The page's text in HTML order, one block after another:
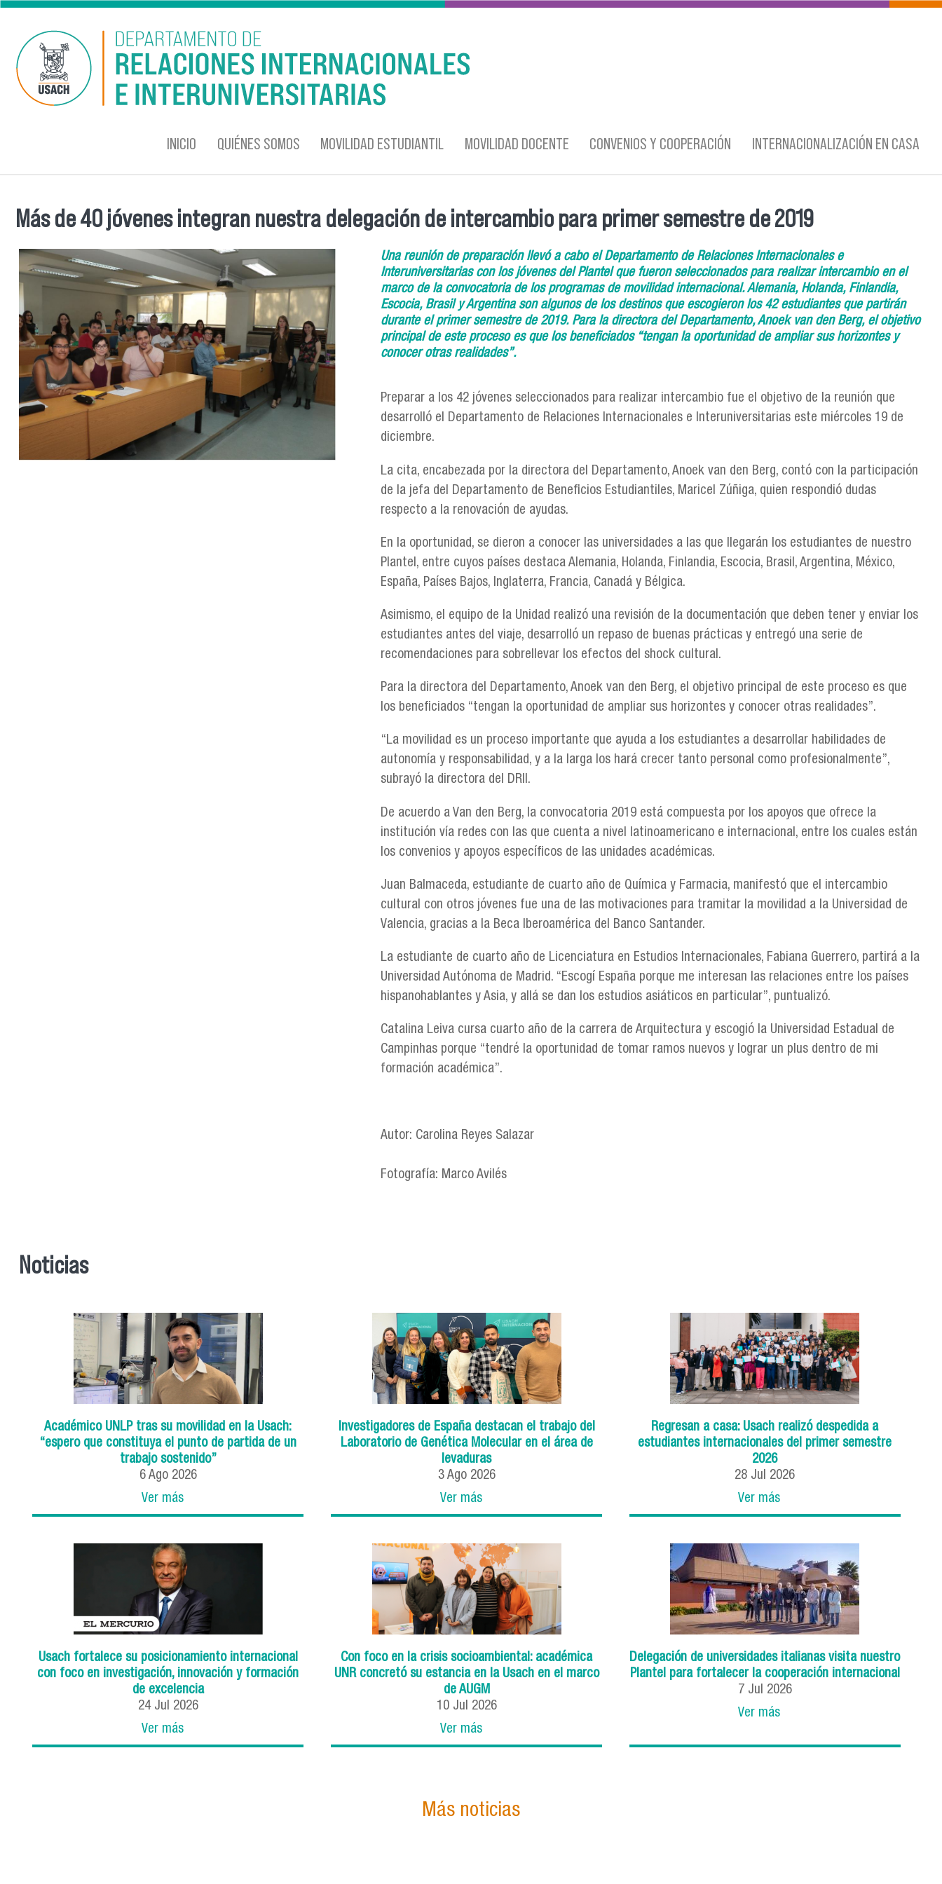
Pasar al contenido principal
INICIO QUIÉNES SOMOS MOVILIDAD ESTUDIANTIL MOVILIDAD DOCENTE CONVENIOS Y COOPERACIÓN INTERNACIONALIZACIÓN EN CASA
Se encuentra usted aquí
Más de 40 jóvenes integran nuestra delegación de intercambio para primer semestre de 2019
Una reunión de preparación llevó a cabo el Departamento de Relaciones Internacionales e
Interuniversitarias con los jóvenes del Plantel que fueron seleccionados para realizar intercambio en el
marco de la convocatoria de los programas de movilidad internacional. Alemania, Holanda, Finlandia,
Escocia, Brasil y Argentina son algunos de los destinos que escogieron los 42 estudiantes que partirán
durante el primer semestre de 2019. Para la directora del Departamento, Anoek van den Berg, el objetivo
principal de este proceso es que los beneficiados “tengan la oportunidad de ampliar sus horizontes y
conocer otras realidades”.
Preparar a los 42 jóvenes seleccionados para realizar intercambio fue el objetivo de la reunión que
desarrolló el Departamento de Relaciones Internacionales e Interuniversitarias este miércoles 19 de
diciembre.
La cita, encabezada por la directora del Departamento, Anoek van den Berg, contó con la participación
de la jefa del Departamento de Beneficios Estudiantiles, Maricel Zúñiga, quien respondió dudas
respecto a la renovación de ayudas.
En la oportunidad, se dieron a conocer las universidades a las que llegarán los estudiantes de nuestro
Plantel, entre cuyos países destaca Alemania, Holanda, Finlandia, Escocia, Brasil, Argentina, México,
España, Países Bajos, Inglaterra, Francia, Canadá y Bélgica.
Asimismo, el equipo de la Unidad realizó una revisión de la documentación que deben tener y enviar los
estudiantes antes del viaje, desarrolló un repaso de buenas prácticas y entregó una serie de
recomendaciones para sobrellevar los efectos del shock cultural.
Para la directora del Departamento, Anoek van den Berg, el objetivo principal de este proceso es que
los beneficiados “tengan la oportunidad de ampliar sus horizontes y conocer otras realidades”.
“La movilidad es un proceso importante que ayuda a los estudiantes a desarrollar habilidades de
autonomía y responsabilidad, y a la larga los hará crecer tanto personal como profesionalmente”,
subrayó la directora del DRII.
De acuerdo a Van den Berg, la convocatoria 2019 está compuesta por los apoyos que ofrece la
institución vía redes con las que cuenta a nivel latinoamericano e internacional, entre los cuales están
los convenios y apoyos específicos de las unidades académicas.
Juan Balmaceda, estudiante de cuarto año de Química y Farmacia, manifestó que el intercambio
cultural con otros jóvenes fue una de las motivaciones para tramitar la movilidad a la Universidad de
Valencia, gracias a la Beca Iberoamérica del Banco Santander.
La estudiante de cuarto año de Licenciatura en Estudios Internacionales, Fabiana Guerrero, partirá a la
Universidad Autónoma de Madrid. “Escogí España porque me interesan las relaciones entre los países
hispanohablantes y Asia, y allá se dan los estudios asiáticos en particular”, puntualizó.
Catalina Leiva cursa cuarto año de la carrera de Arquitectura y escogió la Universidad Estadual de
Campinhas porque “tendré la oportunidad de tomar ramos nuevos y lograr un plus dentro de mi
formación académica”.
Autor: Carolina Reyes Salazar
Fotografía: Marco Avilés
Noticias
Académico UNLP tras su movilidad en la Usach:
“espero que constituya el punto de partida de un
trabajo sostenido”
6 Ago 2026
Ver más
Investigadores de España destacan el trabajo del
Laboratorio de Genética Molecular en el área de
levaduras
3 Ago 2026
Ver más
Regresan a casa: Usach realizó despedida a
estudiantes internacionales del primer semestre
2026
28 Jul 2026
Ver más
Usach fortalece su posicionamiento internacional
con foco en investigación, innovación y formación
de excelencia
24 Jul 2026
Ver más
Con foco en la crisis socioambiental: académica
UNR concretó su estancia en la Usach en el marco
de AUGM
10 Jul 2026
Ver más
Delegación de universidades italianas visita nuestro
Plantel para fortalecer la cooperación internacional
7 Jul 2026
Ver más
Más noticias